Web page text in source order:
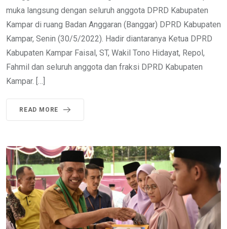
muka langsung dengan seluruh anggota DPRD Kabupaten
Kampar di ruang Badan Anggaran (Banggar) DPRD Kabupaten
Kampar, Senin (30/5/2022). Hadir diantaranya Ketua DPRD
Kabupaten Kampar Faisal, ST, Wakil Tono Hidayat, Repol,
Fahmil dan seluruh anggota dan fraksi DPRD Kabupaten
Kampar. […]
READ MORE